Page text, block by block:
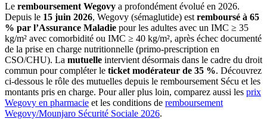
Le remboursement Wegovy a profondément évolué en 2026.
Depuis le 15 juin 2026, Wegovy (sémaglutide) est remboursé à 65
% par l’Assurance Maladie pour les adultes avec un IMC ≥ 35
kg/m² avec comorbidité ou IMC ≥ 40 kg/m², après échec documenté
de la prise en charge nutritionnelle (primo-prescription en
CSO/CHU). La mutuelle intervient désormais dans le cadre du droit
commun pour compléter le ticket modérateur de 35 %. Découvrez
ci-dessous le rôle des mutuelles depuis le remboursement Sécu et les
montants pris en charge. Pour aller plus loin, comparez aussi les prix
Wegovy en pharmacie et les conditions de remboursement
Wegovy/Mounjaro Sécurité Sociale 2026.